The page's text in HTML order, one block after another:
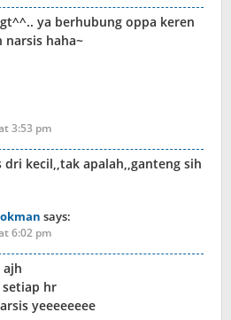
ya berhubung oppa keren
narsis haha~
3:53 pm
dri kecil,,tak apalah,,ganteng sih
says:
6:02 pm
ajh
setiap hr
yeeeeeeee